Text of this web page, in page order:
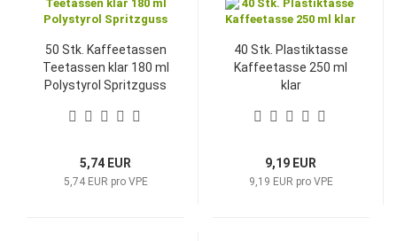
50 Stk. Kaffeetassen
Teetassen klar 180 ml
Polystyrol Spritzguss
5,74 EUR
5,74 EUR pro VPE
40 Stk. Plastiktasse
Kaffeetasse 250 ml
klar
9,19 EUR
9,19 EUR pro VPE